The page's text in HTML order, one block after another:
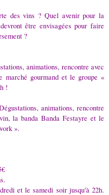
des vins ? Quel avenir pour la
être envisagées pour faire
?
animations, rencontre avec
marché gourmand et le groupe «
!
animations, rencontre
la banda Banda Festayre et le
».
et le samedi soir jusqu'à 22h.